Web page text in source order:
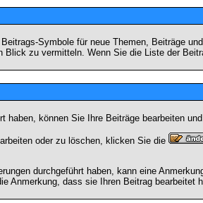
Symbole für neue Themen, Beiträge
Blick zu vermitteln. Wenn Sie die Liste der
haben, können Sie Ihre Beiträge bearbeiten
oder zu löschen, klicken Sie die
durchgeführt haben, kann eine
Anmerkung, dass sie Ihren Beitrag bearbeitet